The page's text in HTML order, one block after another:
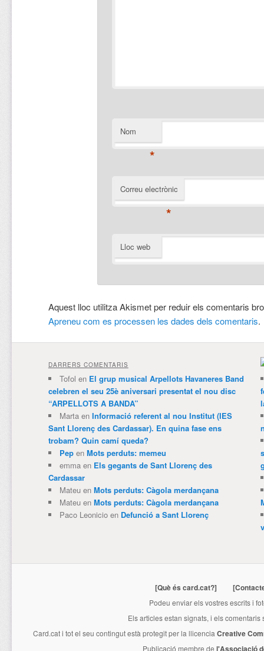
Nom
*
Correu electrònic
*
Lloc web
Aquest lloc utilitza Akismet per reduir els comentaris
Apreneu com es processen les dades dels comentaris.
DARRERS COMENTARIS
Tofol en El grup musical Arpellots Havaneres Band
celebren el seu 25è aniversari presentat el nou disc
“ARPELLOTS A BANDA”
Martaen Informació referent al nou Institut (IES
Sant Llorenç des Cardassar). En quina fase ens
trobam? Quin camí queda?
Pepen Mots perduts: memeu
emmaen Els gegants de Sant Llorenç des
Cardassar
Mateuen Mots perduts: Càgola merdançana
Mateuen Mots perduts: Càgola merdançana
Paco Leonicioen Defunció a Sant Llorenç
[Què és card.cat?]
Podeu enviar els vostres escrits i
Els articles estan signats, i els
Card.cati tot el seu contingut està protegit per la llicencia Creative
Publicació membre de l'Associació